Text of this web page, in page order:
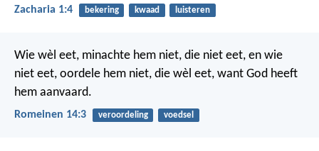
Zacharia 1:4 bekering kwaad luisteren
Wie wèl eet, minachte hem niet, die niet eet, en wie
niet eet, oordele hem niet, die wèl eet, want God heeft
hem aanvaard.
Romeinen 14:3 veroordeling voedsel